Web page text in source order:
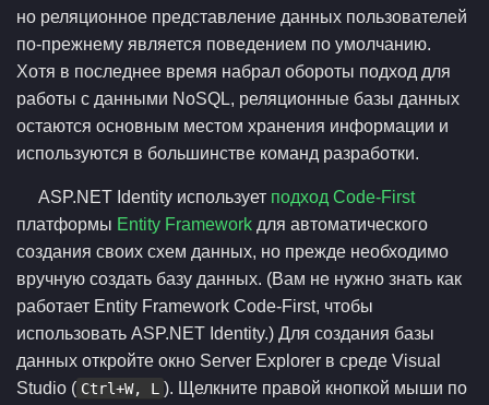
но реляционное представление данных пользователей
по-прежнему является поведением по умолчанию.
Хотя в последнее время набрал обороты подход для
работы с данными NoSQL, реляционные базы данных
остаются основным местом хранения информации и
используются в большинстве команд разработки.
ASP.NET Identity использует подход Code-First
платформы Entity Framework для автоматического
создания своих схем данных, но прежде необходимо
вручную создать базу данных. (Вам не нужно знать как
работает Entity Framework Code-First, чтобы
использовать ASP.NET Identity.) Для создания базы
данных откройте окно Server Explorer в среде Visual
Studio ( Ctrl+W, L ). Щелкните правой кнопкой мыши по